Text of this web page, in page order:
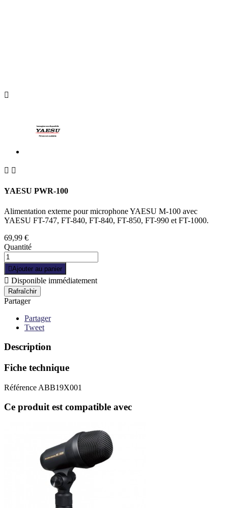

 
YAESU PWR-100
Alimentation externe pour microphone YAESU M-100 avec
YAESU FT-747, FT-840, FT-840, FT-850, FT-990 et FT-1000.
69,99 €
Quantité
Ajouter au panier
 Disponible immédiatement
Partager
Partager
Tweet
Description
Fiche technique
Référence ABB19X001
Ce produit est compatible avec